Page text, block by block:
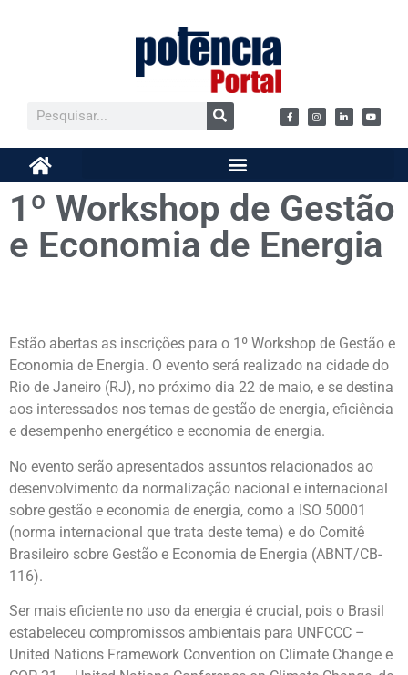
1º Workshop de Gestão
e Economia de Energia
Estão abertas as inscrições para o 1º Workshop de Gestão e
Economia de Energia. O evento será realizado na cidade do
Rio de Janeiro (RJ), no próximo dia 22 de maio, e se destina
aos interessados nos temas de gestão de energia, eficiência
e desempenho energético e economia de energia.
No evento serão apresentados assuntos relacionados ao
desenvolvimento da normalização nacional e internacional
sobre gestão e economia de energia, como a ISO 50001
(norma internacional que trata deste tema) e do Comitê
Brasileiro sobre Gestão e Economia de Energia (ABNT/CB-
116).
Ser mais eficiente no uso da energia é crucial, pois o Brasil
estabeleceu compromissos ambientais para UNFCCC –
United Nations Framework Convention on Climate Change e